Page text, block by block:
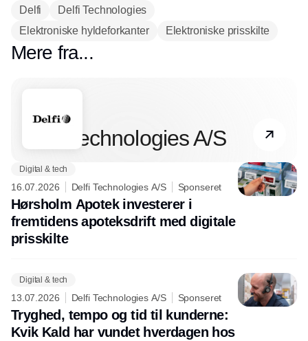
Delfi
Delfi Technologies
Elektroniske hyldeforkanter
Elektroniske prisskilte
Mere fra...
Partner
Delfi Technologies A/S
Digital & tech
16.07.2026 Delfi Technologies A/S Sponseret
Hørsholm Apotek investerer i
fremtidens apoteksdrift med digitale
prisskilte
Digital & tech
13.07.2026 Delfi Technologies A/S Sponseret
Tryghed, tempo og tid til kunderne:
Kvik Kald har vundet hverdagen hos